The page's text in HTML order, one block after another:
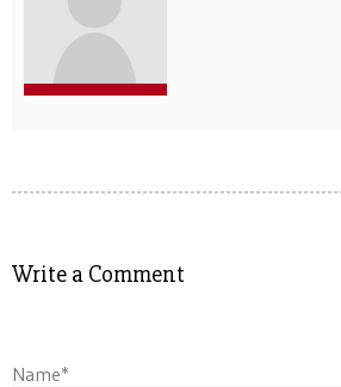
Write a Comment
Name*